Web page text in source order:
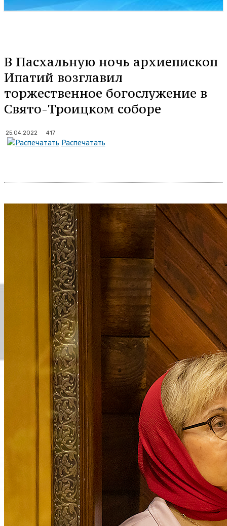
В Пасхальную ночь архиепископ
Ипатий возглавил
торжественное богослужение в
Свято-Троицком соборе
25.04.2022 417
Распечатать